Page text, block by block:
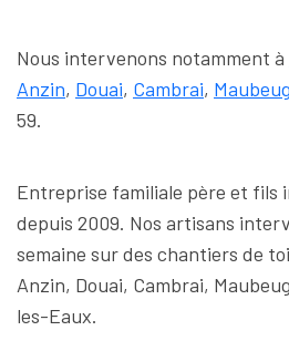
Nous intervenons notamment à
Anzin, Douai, Cambrai,
59.
Entreprise familiale père et fils
depuis 2009. Nos artisans
semaine sur des chantiers de
Anzin, Douai, Cambrai,
les-Eaux.